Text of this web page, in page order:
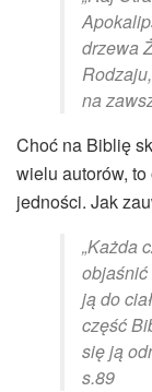
drzewa
na
Choć na Biblię
wielu autorów,
jedności. Jak
„Każda
objaśnić
ją do
część
się ją
s.89